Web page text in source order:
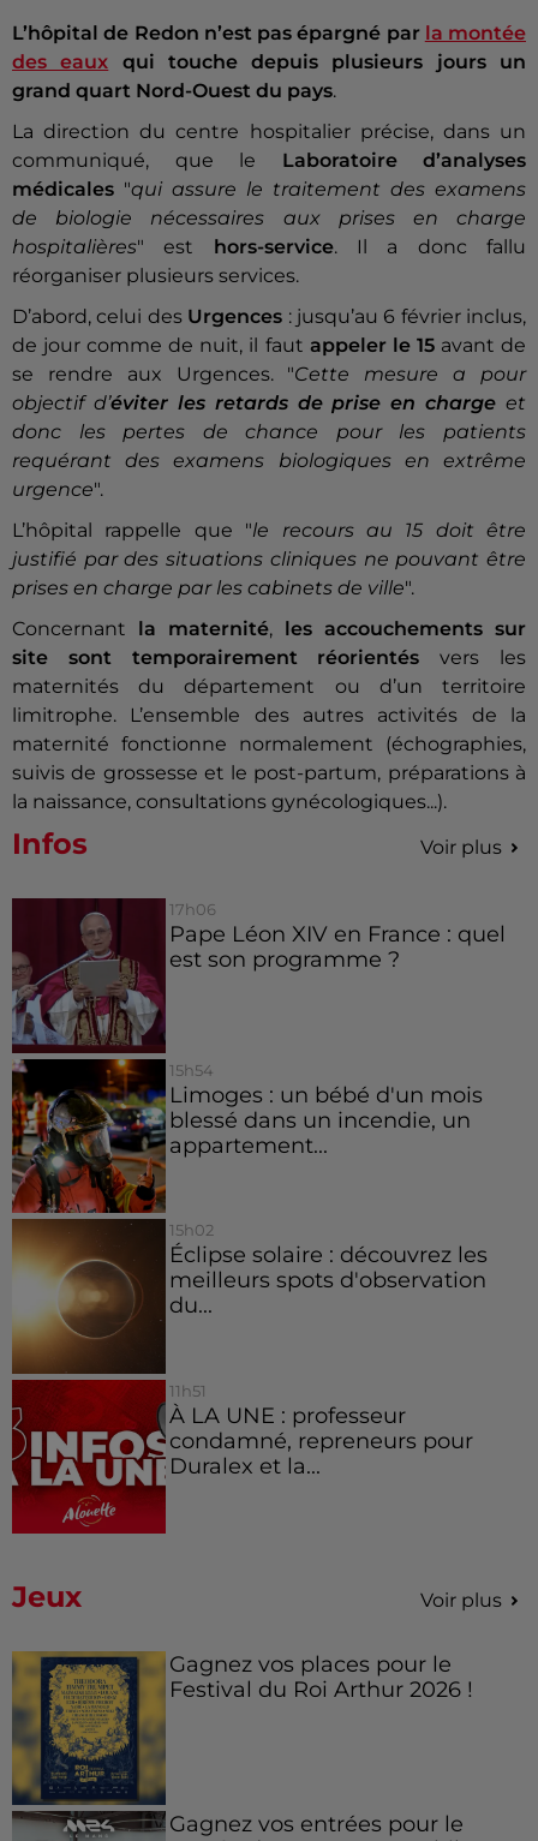
L’hôpital de Redon n’est pas épargné par la montée
des eaux qui touche depuis plusieurs jours un
grand quart Nord-Ouest du pays.
La direction du centre hospitalier précise, dans un
communiqué, que le Laboratoire d’analyses
médicales "qui assure le traitement des examens
de biologie nécessaires aux prises en charge
hospitalières" est hors-service. Il a donc fallu
réorganiser plusieurs services.
D’abord, celui des Urgences : jusqu’au 6 février inclus,
de jour comme de nuit, il faut appeler le 15avant de
se rendre aux Urgences. "Cette mesure a pour
objectif d’éviter les retards de prise en charge et
donc les pertes de chance pour les patients
requérant des examens biologiques en extrême
urgence".
L’hôpital rappelle que "le recours au 15 doit être
justifié par des situations cliniques ne pouvant être
prises en charge par les cabinets de ville".
Concernant
la maternité,
les accouchements sur
site sont temporairement réorientésvers les
maternités du département ou d’un territoire
limitrophe. L’ensemble des autres activités de la
maternité fonctionne normalement (échographies,
suivis de grossesse et le post-partum, préparations à
la naissance, consultations gynécologiques...).
Infos Voir plus
17h06
Pape Léon XIV en France : quel
est son programme ?
15h54
Limoges : un bébé d'un mois
blessé dans un incendie, un
appartement...
15h02
Éclipse solaire : découvrez les
meilleurs spots d'observation
du...
11h51
À LA UNE : professeur
condamné, repreneurs pour
Duralex et la...
Jeux Voir plus
Gagnez vos places pour le
Festival du Roi Arthur 2026 !
Gagnez vos entrées pour le